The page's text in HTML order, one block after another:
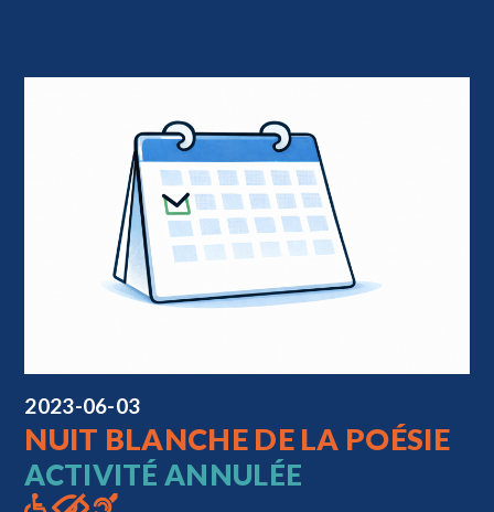
2023-06-03
NUIT BLANCHE DE LA POÉSIE
ACTIVITÉ ANNULÉE